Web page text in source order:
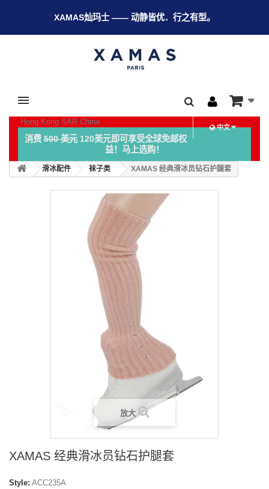
XAMAS灿玛士 —— 动静皆优．行之有型。
Hong Kong SAR China
中文
消费500 美元120美元即可享受全球免邮权
益！马上选购！
滑冰配件 袜子类 XAMAS 经典滑冰员钻石护腿套
放大
XAMAS 经典滑冰员钻石护腿套
Style: ACC235A